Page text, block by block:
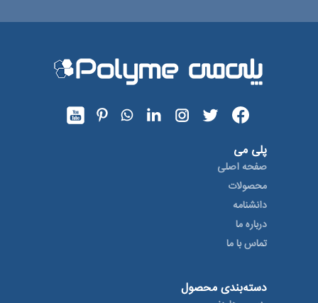
پلی می
صفحه اصلی
محصولات
دانشنامه
درباره ما
تماس با ما
دسته‌بندی محصول